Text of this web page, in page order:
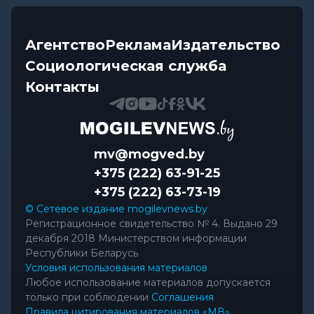
АгентствоРекламаИздательство
Социологическая служба
Контакты
mv@mogved.by
+375 (222) 63-91-25
+375 (222) 63-73-19
© Сетевое издание mogilevnews.by
Регистрационное свидетельство № 4. Выдано 29
декабря 2018 Министерством информации
Республики Беларусь
Условия использования материалов
Любое использование материалов допускается
только при соблюдении Соглашения